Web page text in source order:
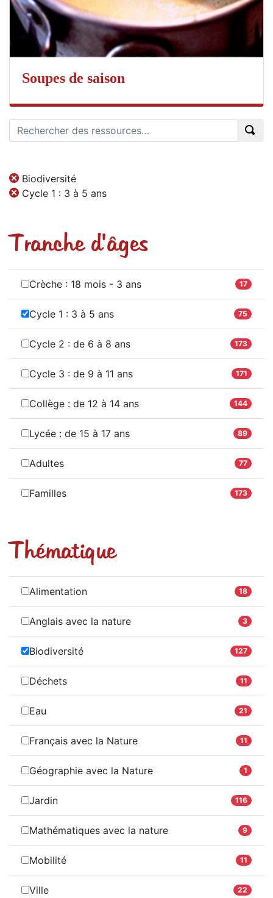
Soupes de saison
Biodiversité
Cycle 1 : 3 à 5 ans
Tranche d'âges
Crèche : 18 mois - 3 ans 17
Cycle 1 : 3 à 5 ans 75
Cycle 2 : de 6 à 8 ans 173
Cycle 3 : de 9 à 11 ans 171
Collège : de 12 à 14 ans 144
Lycée : de 15 à 17 ans 89
Adultes 77
Familles 173
Thématique
Alimentation 18
Anglais avec la nature 3
Biodiversité 127
Déchets 11
Eau 21
Français avec la Nature 11
Géographie avec la Nature 1
Jardin 116
Mathématiques avec la nature 9
Mobilité 11
Ville 22